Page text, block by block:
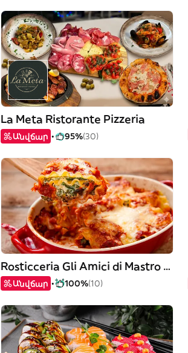
La Meta Ristorante Pizzeria
Անվճար 95%(30)
Rosticceria Gli Amici di Mastro Ciccio
Անվճար 100%(10)